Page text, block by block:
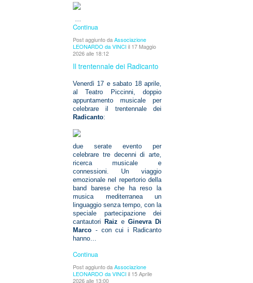
…
Continua
Post aggiunto daAssociazione
LEONARDO da VINCIil 17 Maggio
2026 alle 18:12
Il trentennale dei Radicanto
Venerdì 17 e sabato 18 aprile,
al Teatro Piccinni, doppio
appuntamento musicale per
celebrare il trentennale dei
Radicanto:
due serate evento per
celebrare tre decenni di arte,
ricerca musicale e
connessioni. Un viaggio
emozionale nel repertorio della
band barese che ha reso la
musica mediterranea un
linguaggio senza tempo, con la
speciale partecipazione dei
cantautori
Raiz e Ginevra Di
Marco - con cui i Radicanto
hanno…
Continua
Post aggiunto daAssociazione
LEONARDO da VINCIil 15 Aprile
2026 alle 13:00